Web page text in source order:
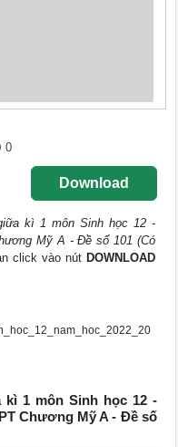
0
Download
kì 1 môn Sinh học 12 -
Mỹ A - Đề số 101 (Có
click vào nút DOWNLOAD
1 môn Sinh học 12 -
Chương Mỹ A - Đề số